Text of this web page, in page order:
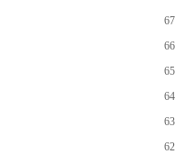
67
66
65
64
63
62